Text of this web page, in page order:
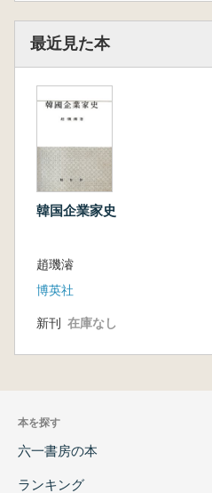
最近見た本
韓国企業家史
趙璣濬
博英社
新刊 在庫なし
本を探す
六一書房の本
ランキング